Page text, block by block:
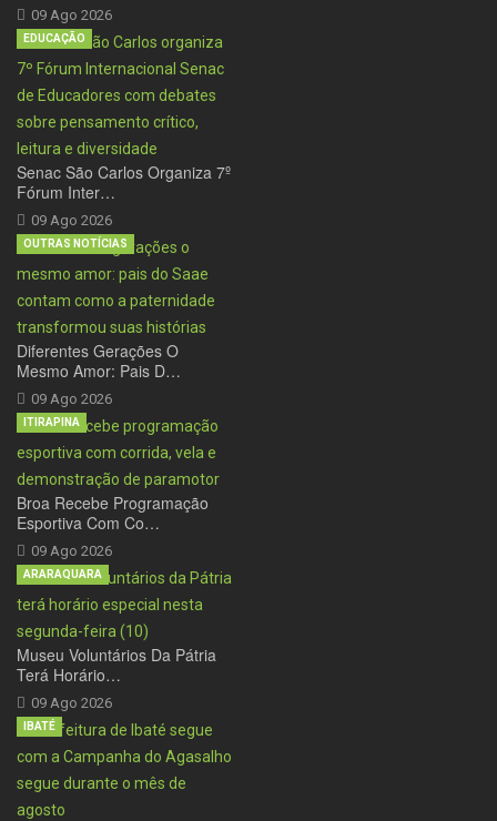
09 Ago 2026
Senac São Carlos Organiza 7º
Fórum Inter…
09 Ago 2026
EDUCAÇÃO
Diferentes Gerações O
Mesmo Amor: Pais D…
09 Ago 2026
OUTRAS NOTÍCIAS
Broa Recebe Programação
Esportiva Com Co…
09 Ago 2026
ITIRAPINA
Museu Voluntários Da Pátria
Terá Horário…
09 Ago 2026
ARARAQUARA
IBATÉ